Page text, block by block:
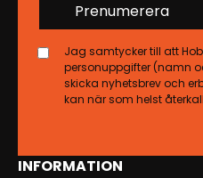
INFORMATION
Prenumerera
Jag samtycker till att
personuppgifter (namn
skicka nyhetsbrev och
kan när som helst